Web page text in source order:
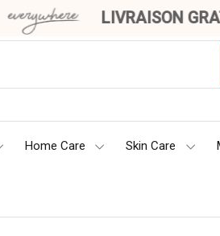
LIVRAISON
Home Care Skin Care